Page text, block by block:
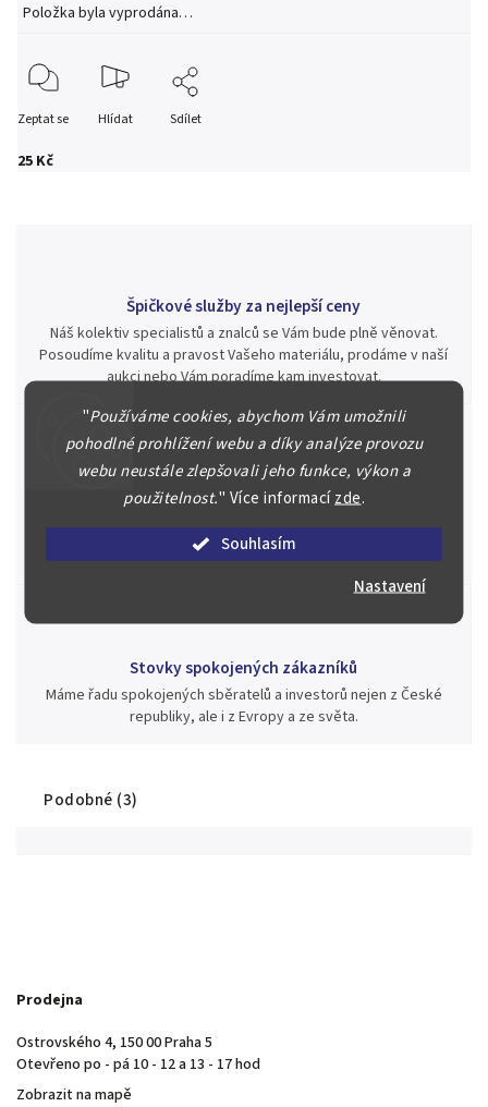
"Používáme cookies, abychom Vám umožnili
pohodlné prohlížení webu a díky analýze provozu
webu neustále zlepšovali jeho funkce, výkon a
použitelnost." Více informacízde.
Souhlasím
Nastavení
25 Kč
Položka byla vyprodána…
Zeptat se Hlídat Sdílet
Špičkové služby za nejlepší ceny
Náš kolektiv specialistů a znalců se Vám bude plně věnovat.
Posoudíme kvalitu a pravost Vašeho materiálu, prodáme v naší
aukci nebo Vám poradíme kam investovat.
Jsme zde pro Vás nepřetržitě již od roku 2000
Během té doby jsme v našich aukcích prodali významné sbírky i
jednotlivé kusy unikátních mincí, bankovek, řádů a vyznamenání
za rekordní ceny.
Stovky spokojených zákazníků
Máme řadu spokojených sběratelů a investorů nejen z České
republiky, ale i z Evropy a ze světa.
Podobné (3)
Prodejna
Ostrovského 4, 150 00 Praha 5
Otevřeno po - pá 10 - 12 a 13 - 17 hod
Zobrazit na mapě